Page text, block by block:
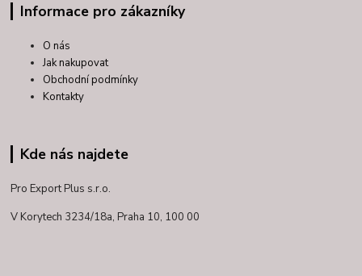
Informace pro zákazníky
O nás
Jak nakupovat
Obchodní podmínky
Kontakty
Kde nás najdete
Pro Export Plus s.r.o.
V Korytech 3234/18a, Praha 10, 100 00